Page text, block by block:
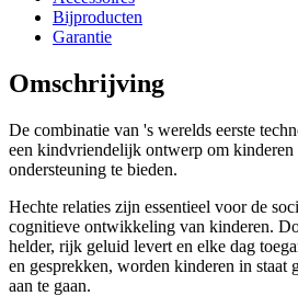
Bijproducten
Garantie
Omschrijving
De combinatie van 's werelds eerste
een kindvriendelijk ontwerp om kinderen
ondersteuning te bieden.
Hechte relaties zijn essentieel voor de
cognitieve ontwikkeling van kinderen.
helder, rijk geluid levert en elke dag
en gesprekken, worden kinderen in staat
aan te gaan.